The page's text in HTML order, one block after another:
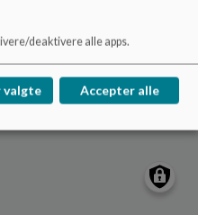
deaktivere alle apps.
valgte Accepter alle